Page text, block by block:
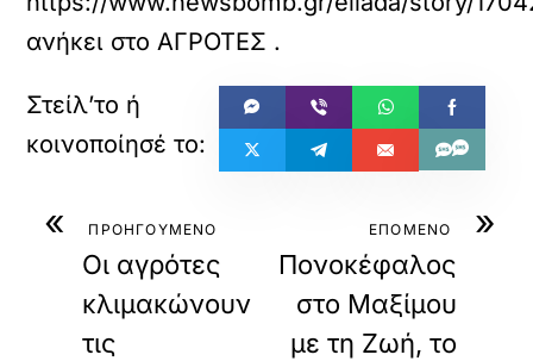
ανήκει στοΑΓΡΟΤΕΣ .
« ΠΡΟΗΓΟΥΜΕΝΟ
Οι αγρότες
κλιμακώνουν
τις
»
ΕΠΟΜΕΝΟ
Πονοκέφαλος
στο Μαξίμου
με τη Ζωή, το